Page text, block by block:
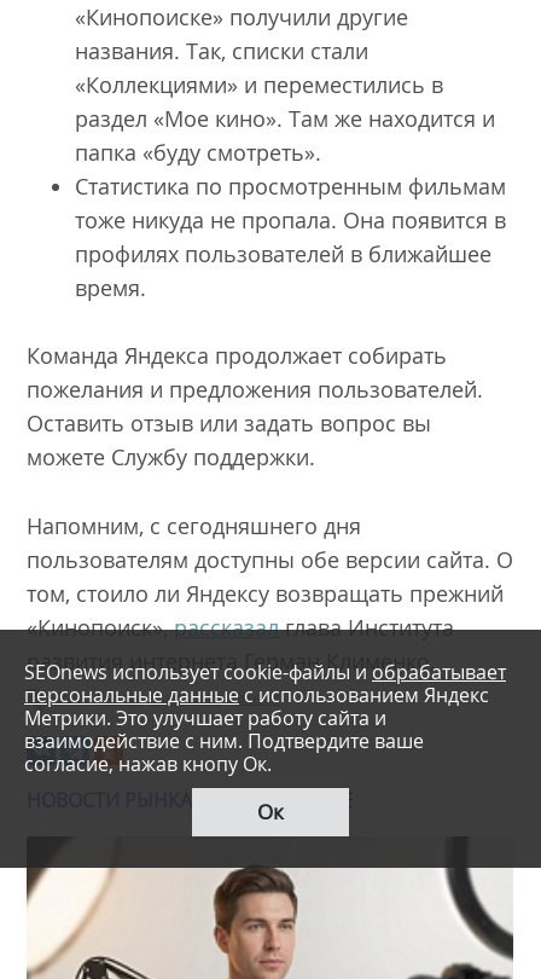
«Кинопоиске» получили другие
названия. Так, списки стали
«Коллекциями» и переместились в
раздел «Мое кино». Там же находится и
папка «буду смотреть».
Статистика по просмотренным фильмам
тоже никуда не пропала. Она появится в
профилях пользователей в ближайшее
время.
Команда Яндекса продолжает собирать
пожелания и предложения пользователей.
Оставить отзыв или задать вопрос вы
можете Службу поддержки.
Напомним, с сегодняшнего дня
пользователям доступны обе версии сайта. О
том, стоило ли Яндексу возвращать прежний
«Кинопоиск»,рассказалглава Института
развития интернета Герман Клименко.
Теги: Яндекс Кинопоиск Данные
SEOnews использует cookie-файлы и обрабатывает
персональные данные с использованием Яндекс
Метрики. Это улучшает работу сайта и
взаимодействие с ним. Подтвердите ваше
согласие, нажав кнопу Ок.
Ок
ЧИТАЙТЕ ТАКЖЕ